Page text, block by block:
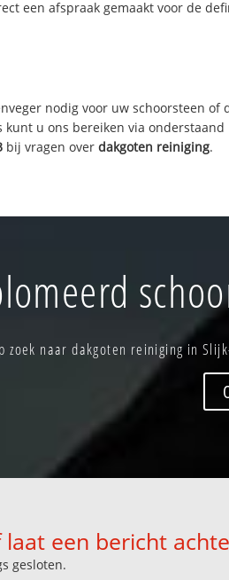
een afspraak gemaakt voor de
nodig voor uw schoorsteen of
kunt u ons bereiken via onderstaand
bij vragen overdakgoten reiniging.
zoek naar dakgoten reiniging in
laat een bericht
gesloten.